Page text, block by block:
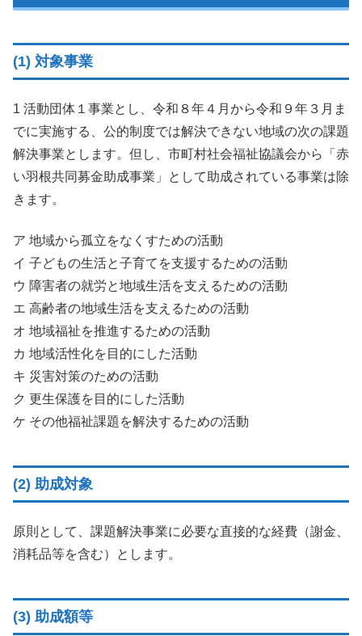
(1) 対象事業
1 活動団体１事業とし、令和８年４月から令和９年３月ま
でに実施する、公的制度では解決できない地域の次の課題
解決事業とします。但し、市町村社会福祉協議会から「赤
い羽根共同募金助成事業」として助成されている事業は除
きます。
ア 地域から孤立をなくすための活動
イ 子どもの生活と子育てを支援するための活動
ウ 障害者の就労と地域生活を支えるための活動
エ 高齢者の地域生活を支えるための活動
オ 地域福祉を推進するための活動
カ 地域活性化を目的にした活動
キ 災害対策のための活動
ク 更生保護を目的にした活動
ケ その他福祉課題を解決するための活動
(2) 助成対象
原則として、課題解決事業に必要な直接的な経費（謝金、
消耗品等を含む）とします。
(3) 助成額等